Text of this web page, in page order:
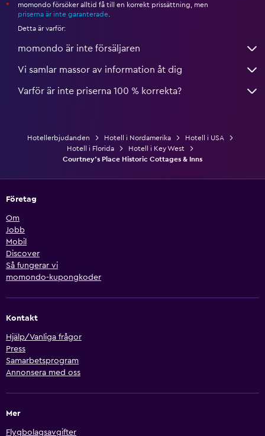
*
momondo försöker alltid få till en korrekt prissättning, men
priserna är inte garanterade
Detta är varför:
momondo är inte försäljaren
Vi samlar massor av information åt dig
Varför är inte priserna 100 % korrekta?
Hotellerbjudanden Hotell i Nordamerika
Hotell i USA
Hotell i Florida
Hotell i Key West
Courtney's Place Historic Cottages & Inns
Företag
Om
Jobb
Mobil
Discover
Så fungerar vi
momondo-kupongkoder
Kontakt
Hjälp/Vanliga frågor
Press
Samarbetsprogram
Annonsera med oss
Mer
Flygbolagsavgifter